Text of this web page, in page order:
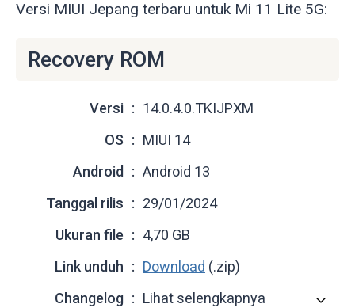
Versi MIUI Jepang terbaru untuk Mi 11 Lite 5G:
Recovery ROM
Versi
14.0.4.0.TKIJPXM
OS
MIUI 14
Android
Android 13
Tanggal rilis
29/01/2024
Ukuran file
4,70 GB
Link unduh
Download (.zip)
Changelog
Lihat selengkapnya